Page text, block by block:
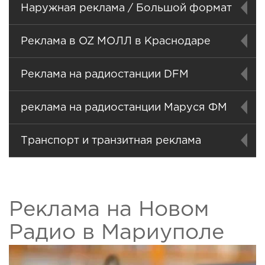
Наружная реклама / Большой формат
Реклама в OZ МОЛЛ в Краснодаре
Реклама на радиостанции DFM
реклама на радиостанции Маруся ФМ
Транспорт и транзитная реклама
Реклама на Новом
Радио в Мариуполе